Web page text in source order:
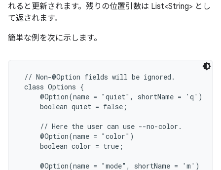
れると更新されます。残りの位置引数は List<String> とし
て返されます。
簡単な例を次に示します。
// Non-@Option fields will be ignored.
class Options {
     @Option(name = "quiet", shortName = 'q')
     boolean quiet = false;
     // Here the user can use --no-color.
     @Option(name = "color")
     boolean color = true;
     @Option(name = "mode", shortName = 'm')